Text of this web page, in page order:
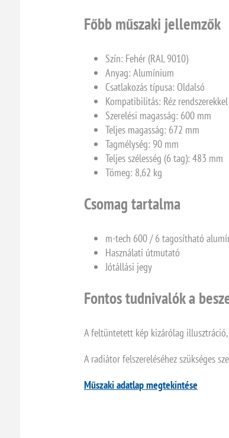
Főbb műszaki jellemzők
Szín: Fehér (RAL 9010)
Anyag: Alumínium
Csatlakozás típusa: Oldalsó
Kompatibilitás: Réz
Szerelési magasság: 600 mm
Teljes magasság: 672 mm
Tagmélység: 90 mm
Teljes szélesség (6 tag): 483 mm
Tömeg: 8,62 kg
Csomag tartalma
m-tech 600 / 6 tagosítható
Használati útmutató
Jótállási jegy
Fontos tudnivalók a
A feltüntetett kép kizárólag illusztráció,
A radiátor felszereléséhez szükséges
Műszaki adatlap megtekintése